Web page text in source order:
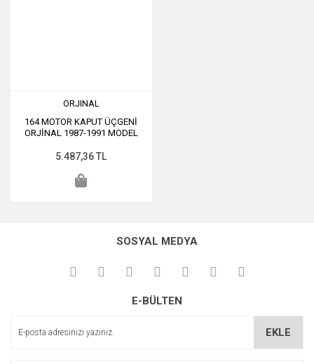
ORJINAL
164 MOTOR KAPUT ÜÇGENİ
ORJİNAL 1987-1991 MODEL
5.487,36 TL
SOSYAL MEDYA
E-BÜLTEN
EKLE